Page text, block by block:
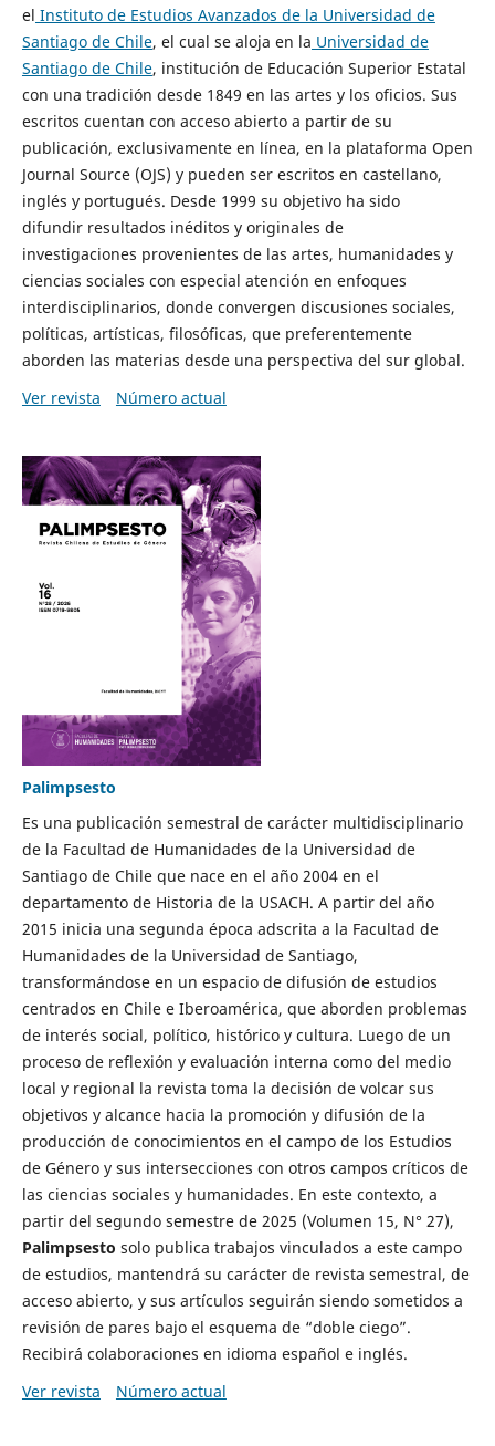
el Instituto de Estudios Avanzados de la Universidad de
Santiago de Chile, el cual se aloja en la Universidad de
Santiago de Chile, institución de Educación Superior Estatal
con una tradición desde 1849 en las artes y los oficios. Sus
escritos cuentan con acceso abierto a partir de su
publicación, exclusivamente en línea, en la plataforma Open
Journal Source (OJS) y pueden ser escritos en castellano,
inglés y portugués. Desde 1999 su objetivo ha sido
difundir resultados inéditos y originales de
investigaciones provenientes de las artes, humanidades y
ciencias sociales con especial atención en enfoques
interdisciplinarios, donde convergen discusiones sociales,
políticas, artísticas, filosóficas, que preferentemente
aborden las materias desde una perspectiva del sur global.
Ver revista
Número actual
Palimpsesto
Es una publicación semestral de carácter multidisciplinario
de la Facultad de Humanidades de la Universidad de
Santiago de Chile que nace en el año 2004 en el
departamento de Historia de la USACH. A partir del año
2015 inicia una segunda época adscrita a la Facultad de
Humanidades de la Universidad de Santiago,
transformándose en un espacio de difusión de estudios
centrados en Chile e Iberoamérica, que aborden problemas
de interés social, político, histórico y cultura. Luego de un
proceso de reflexión y evaluación interna como del medio
local y regional la revista toma la decisión de volcar sus
objetivos y alcance hacia la promoción y difusión de la
producción de conocimientos en el campo de los Estudios
de Género y sus intersecciones con otros campos críticos de
las ciencias sociales y humanidades. En este contexto, a
partir del segundo semestre de 2025 (Volumen 15, N° 27),
Palimpsesto solo publica trabajos vinculados a este campo
de estudios, mantendrá su carácter de revista semestral, de
acceso abierto, y sus artículos seguirán siendo sometidos a
revisión de pares bajo el esquema de “doble ciego”.
Recibirá colaboraciones en idioma español e inglés.
Ver revista
Número actual